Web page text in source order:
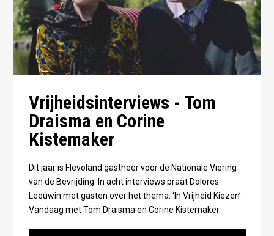
Vrijheidsinterviews - Tom
Draisma en Corine
Kistemaker
Dit jaar is Flevoland gastheer voor de Nationale Viering
van de Bevrijding. In acht interviews praat Dolores
Leeuwin met gasten over het thema: ‘In Vrijheid Kiezen’.
Vandaag met Tom Draisma en Corine Kistemaker.